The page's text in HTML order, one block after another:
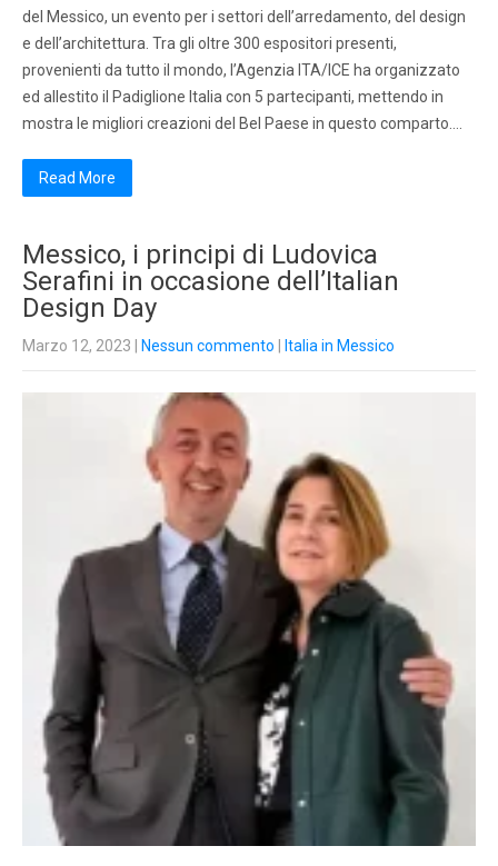
del Messico, un evento per i settori dell’arredamento, del design
e dell’architettura. Tra gli oltre 300 espositori presenti,
provenienti da tutto il mondo, l’Agenzia ITA/ICE ha organizzato
ed allestito il Padiglione Italia con 5 partecipanti, mettendo in
mostra le migliori creazioni del Bel Paese in questo comparto….
Read More
Messico, i principi di Ludovica
Serafini in occasione dell’Italian
Design Day
Marzo 12, 2023 Nessun commento Italia in Messico